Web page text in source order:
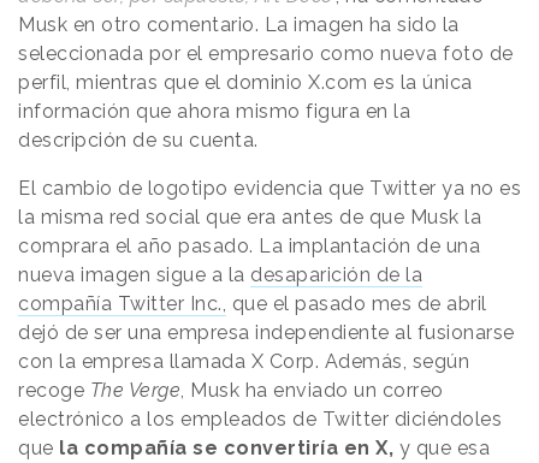
Musk en otro comentario. La imagen ha sido la
seleccionada por el empresario como nueva foto de
perfil, mientras que el dominio X.com es la única
información que ahora mismo figura en la
descripción de su cuenta.
El cambio de logotipo evidencia que Twitter ya no es
la misma red social que era antes de que Musk la
comprara el año pasado. La implantación de una
nueva imagen sigue a la desaparición de la
compañía Twitter Inc., que el pasado mes de abril
dejó de ser una empresa independiente al fusionarse
con la empresa llamada X Corp. Además, según
recoge The Verge , Musk ha enviado un correo
electrónico a los empleados de Twitter diciéndoles
que la compañía se convertiría en X, y que esa